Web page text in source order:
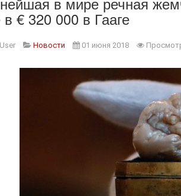
€ 320 000 в Гааге
Новости 01 июня 2018